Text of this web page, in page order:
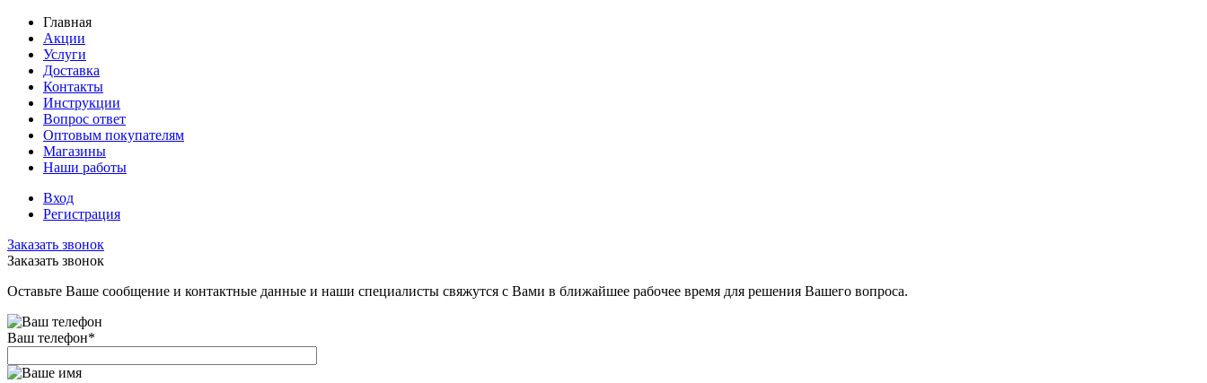
Главная
Акции
Услуги
Доставка
Контакты
Инструкции
Вопрос ответ
Оптовым покупателям
Магазины
Наши работы
Вход
Регистрация
Заказать звонок
Заказать звонок
Оставьте Ваше сообщение и контактные данные и наши специалисты свяжутся с Вами в ближайшее рабочее время для решения Вашего вопроса.
Ваш телефон*